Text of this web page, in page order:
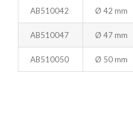
AB510042 Ø 42 mm
AB510047 Ø 47 mm
AB510050 Ø 50 mm